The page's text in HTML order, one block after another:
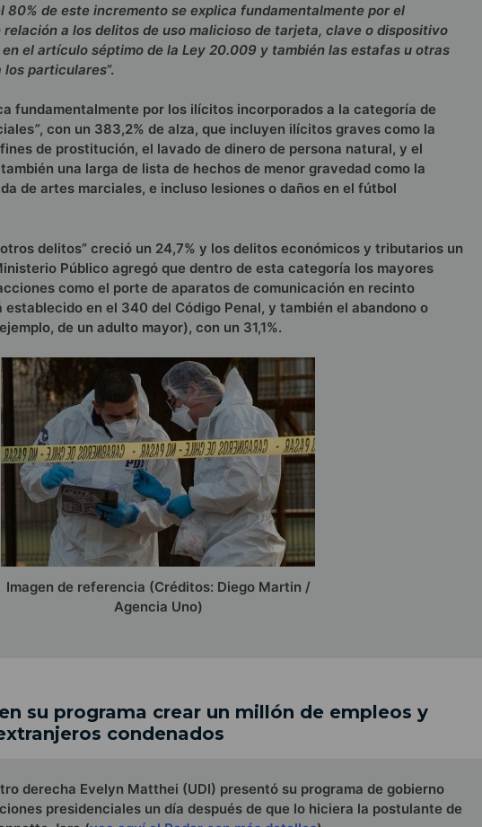
80% de este incremento se explica fundamentalmente por el
a los delitos de uso malicioso de tarjeta, clave o dispositivo
el artículo séptimo de la Ley 20.009 y también las estafas u otras
los particulares”.
fundamentalmente por los ilícitos incorporados a la categoría de
”, con un 383,2% de alza, que incluyen ilícitos graves como la
de prostitución, el lavado de dinero de persona natural, y el
una larga de lista de hechos de menor gravedad como la
de artes marciales, e incluso lesiones o daños en el fútbol
delitos” creció un 24,7% y los delitos económicos y tributarios un
Público agregó que dentro de esta categoría los mayores
como el porte de aparatos de comunicación en recinto
en el 340 del Código Penal, y también el abandono o
de un adulto mayor), con un 31,1%.
Imagen de referencia (Créditos: Diego Martin /
Agencia Uno)
su programa crear un millón de empleos y
condenados
derecha Evelyn Matthei (UDI) presentó su programa de gobierno
presidenciales un día después de que lo hiciera la postulante de